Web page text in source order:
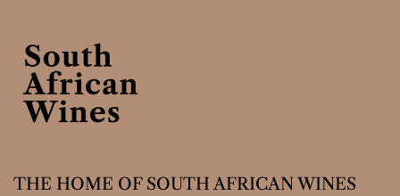
THE HOME OF SOUTH AFRICAN WINES